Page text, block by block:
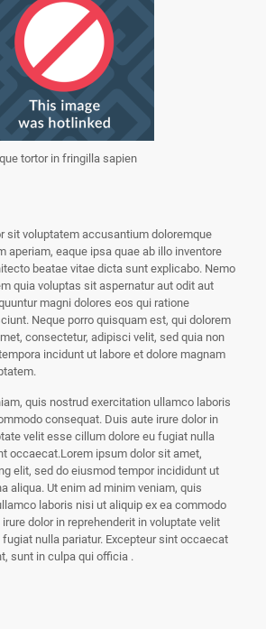
tortor in fringilla sapien
sit voluptatem accusantium doloremque
aperiam, eaque ipsa quae ab illo inventore
beatae vitae dicta sunt explicabo. Nemo
quia voluptas sit aspernatur aut odit aut
magni dolores eos qui ratione
Neque porro quisquam est, qui dolorem
consectetur, adipisci velit, sed quia non
incidunt ut labore et dolore magnam
quis nostrud exercitation ullamco laboris
consequat. Duis aute irure dolor in
velit esse cillum dolore eu fugiat nulla
occaecat.Lorem ipsum dolor sit amet,
elit, sed do eiusmod tempor incididunt ut
aliqua. Ut enim ad minim veniam, quis
laboris nisi ut aliquip ex ea commodo
dolor in reprehenderit in voluptate velit
nulla pariatur. Excepteur sint occaecat
sunt in culpa qui officia .